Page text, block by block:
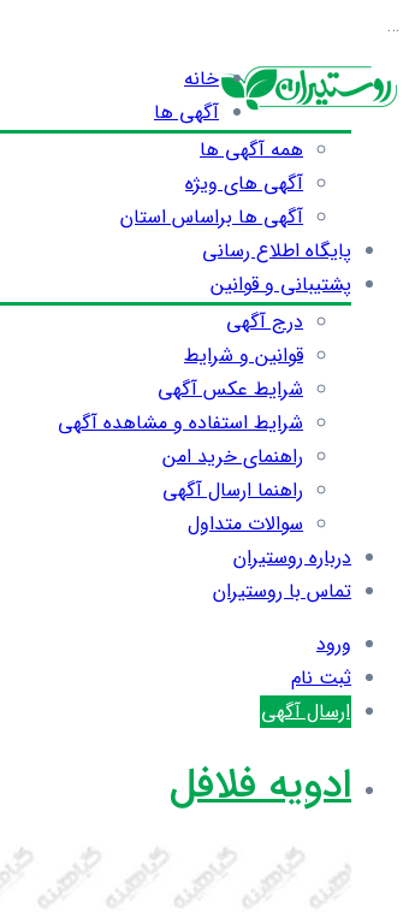
…
خانه
آگهی ها
همه آگهی ها
آگهی های ویژه
آگهی ها براساس استان
پایگاه اطلاع رسانی
پشتیبانی و قوانین
درج آگهی
قوانین و شرایط
شرایط عکس آگهی
شرایط استفاده و مشاهده آگهی
راهنمای خرید امن
راهنما ارسال آگهی
سوالات متداول
درباره روستیران
تماس با روستیران
ورود
ثبت نام
ارسال آگهی
ادویه فلافل